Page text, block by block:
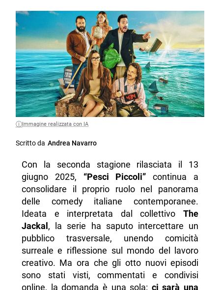
Immagine realizzata con IA
Scritto da Andrea Navarro
Con la seconda stagione rilasciata il 13
giugno 2025, “Pesci Piccoli” continua a
consolidare il proprio ruolo nel panorama
delle comedy italiane contemporanee.
Ideata e interpretata dal collettivoThe
Jackal , la serie ha saputo intercettare un
pubblico trasversale, unendo comicità
surreale e riflessione sul mondo del lavoro
creativo. Ma ora che gli otto nuovi episodi
sono stati visti, commentati e condivisi
online, la domanda è una sola: ci sarà una